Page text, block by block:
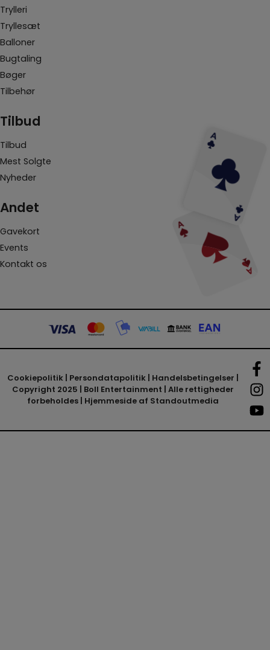
Trylleri
Tryllesæt
Balloner
Bugtaling
Bøger
Tilbehør
Tilbud
Tilbud
Mest Solgte
Nyheder
Andet
Gavekort
Events
Kontakt os
Cookiepolitik Persondatapolitik Handelsbetingelser
Copyright 2025 | Boll Entertainment | Alle rettigheder
forbeholdes | Hjemmeside af Standoutmedia